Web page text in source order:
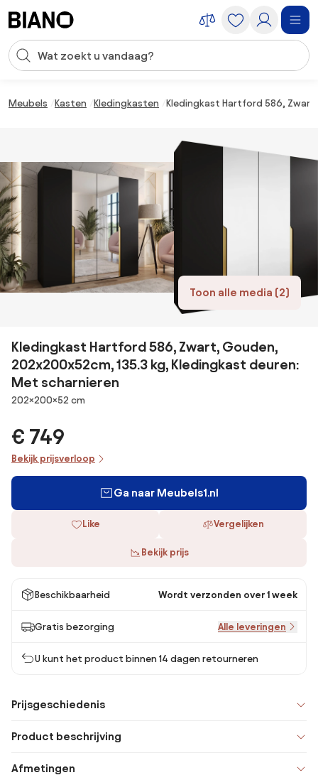
Zoekopdracht invoeren
Meubels Kasten Kledingkasten Kledingkast Hartford 586,
Toon alle media (2)
Kledingkast Hartford 586, Zwart, Gouden,
202x200x52cm, 135.3 kg, Kledingkast deuren:
Met scharnieren
Afmetingen
202×200×52 cm
€ 749
Bekijk prijsverloop
Ga naar Meubels1.nl
Like Vergelijken
Bekijk prijs
Beschikbaarheid Wordt verzonden over 1 week
Gratis bezorging Alle leveringen
U kunt het product binnen 14 dagen retourneren
Prijsgeschiedenis
Product beschrijving
Afmetingen